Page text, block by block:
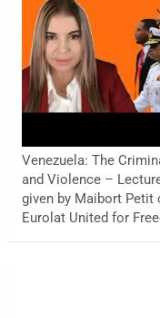
Venezuela: The
and Violence –
given by Maibort Petit
Eurolat United for